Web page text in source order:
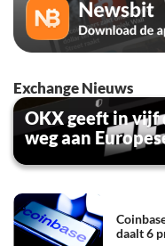
Exchange Nieuws
OKX geeft in vijf
weg aan
daalt 6